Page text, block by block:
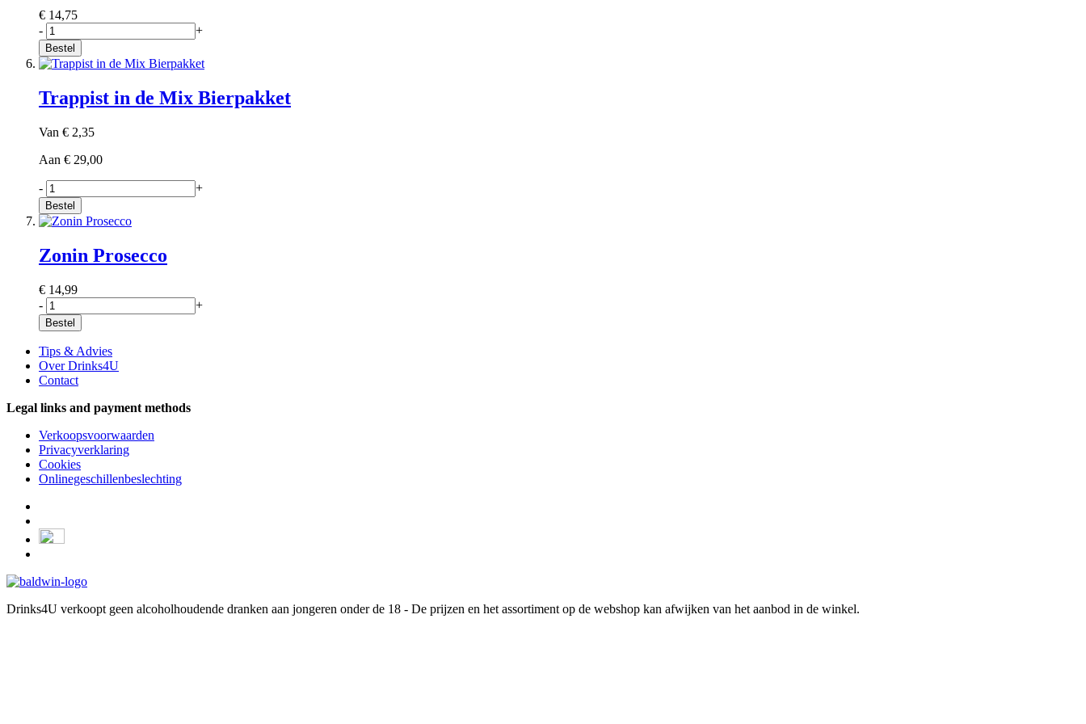
€ 14,75
-
+
Bestel
Trappist in de Mix Bierpakket
Van € 2,35
Aan € 29,00
- +
Bestel
Zonin Prosecco
€ 14,99
-
+
Bestel
Tips & Advies
Over Drinks4U
Contact
Legal links and payment methods
Verkoopsvoorwaarden
Privacyverklaring
Cookies
Onlinegeschillenbeslechting
Drinks4U verkoopt geen alcoholhoudende dranken aan jongeren onder de 18 - De prijzen en het assortiment op de webshop kan afwijken van het aanbod in de winkel.